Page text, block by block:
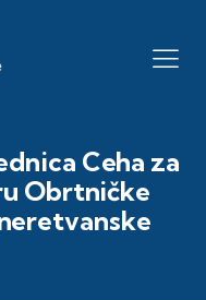
Ceha za
Obrtničke